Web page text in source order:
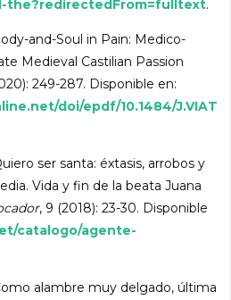
the?redirectedFrom=fulltext.
and-Soul in Pain: Medico-
Medieval Castilian Passion
249-287. Disponible en:
doi/epdf/10.1484/J.VIAT
ser santa: éxtasis, arrobos y
Vida y fin de la beata Juana
, 9 (2018): 23-30. Disponible
catalogo/agente-
alambre muy delgado, última